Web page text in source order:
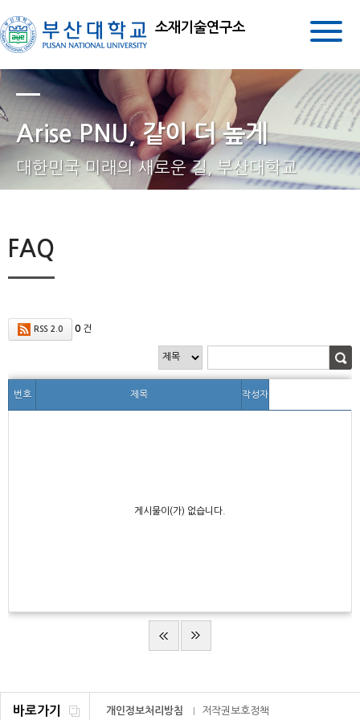
소재기술연구소
Arise PNU, 같이 더 높게
대한민국 미래의 새로운 길, 부산대학교
FAQ
RSS 2.0 0건
번호 제목 작성자
게시물이(가) 없습니다.
바로가기 개인정보처리방침 저작권보호정책